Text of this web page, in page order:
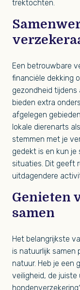
trektochten.
Een betrouwbare
financiële dekking
gezondheid tijdens
bieden extra
afgelegen
lokale dierenarts
stemmen met je
gedekt is en kun
situaties. Dit geeft
uitdagendere
Genieten
samen
Het belangrijkste
is natuurlijk samen
natuur. Heb je een
veiligheid, de